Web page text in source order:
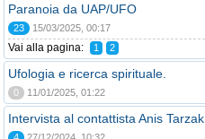
Paranoia da UAP/UFO
23 15/03/2025, 00:17
Vai alla pagina: 1 2
Ufologia e ricerca spirituale.
0 11/01/2025, 01:22
Intervista al contattista Anis Tarzak